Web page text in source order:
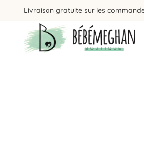
Livraison gratuite sur les